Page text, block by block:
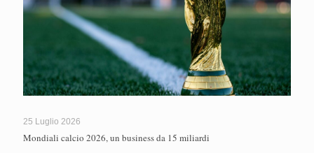
25 Luglio 2026
Mondiali calcio 2026, un business da 15 miliardi